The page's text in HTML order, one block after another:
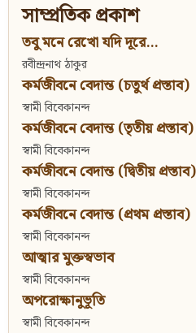
সাম্প্রতিক প্রকাশ
তবু মনে রেখো যদি দূরে...
রবীন্দ্রনাথ ঠাকুর
কর্মজীবনে বেদান্ত (চতুর্থ প্রস্তাব)
স্বামী বিবেকানন্দ
কর্মজীবনে বেদান্ত (তৃতীয় প্রস্তাব)
স্বামী বিবেকানন্দ
কর্মজীবনে বেদান্ত (দ্বিতীয় প্রস্তাব)
স্বামী বিবেকানন্দ
কর্মজীবনে বেদান্ত (প্রথম প্রস্তাব)
স্বামী বিবেকানন্দ
আত্মার মুক্তস্বভাব
স্বামী বিবেকানন্দ
অপরোক্ষানুভূতি
স্বামী বিবেকানন্দ